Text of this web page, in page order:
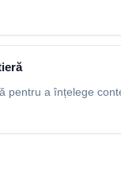
pentru a înțelege